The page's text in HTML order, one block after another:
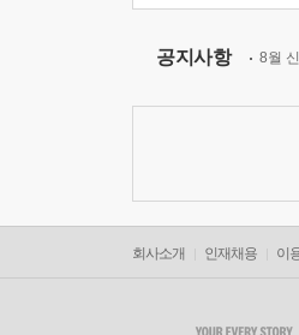
공지사항 8월
회사소개 인재채용 이